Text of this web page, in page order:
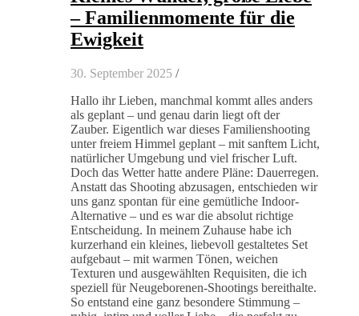
– Familienmomente für die
Ewigkeit
30. September 2025 /
Hallo ihr Lieben, manchmal kommt alles anders
als geplant – und genau darin liegt oft der
Zauber. Eigentlich war dieses Familienshooting
unter freiem Himmel geplant – mit sanftem Licht,
natürlicher Umgebung und viel frischer Luft.
Doch das Wetter hatte andere Pläne: Dauerregen.
Anstatt das Shooting abzusagen, entschieden wir
uns ganz spontan für eine gemütliche Indoor-
Alternative – und es war die absolut richtige
Entscheidung. In meinem Zuhause habe ich
kurzerhand ein kleines, liebevoll gestaltetes Set
aufgebaut – mit warmen Tönen, weichen
Texturen und ausgewählten Requisiten, die ich
speziell für Neugeborenen-Shootings bereithalte.
So entstand eine ganz besondere Stimmung –